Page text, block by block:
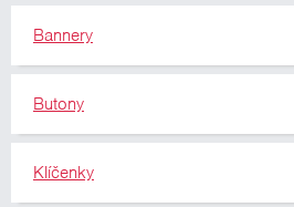
Bannery
Butony
Klíčenky